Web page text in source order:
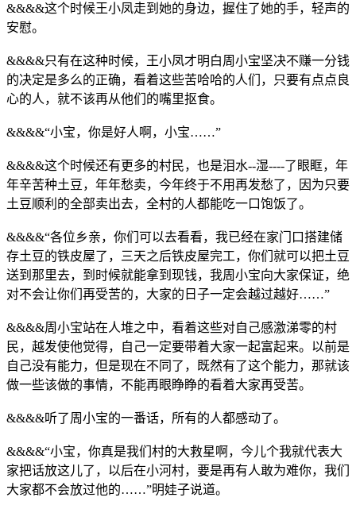
&&&&这个时候王小凤走到她的身边，握住了她的手，轻声的
安慰。
&&&&只有在这种时候，王小凤才明白周小宝坚决不赚一分钱
的决定是多么的正确，看着这些苦哈哈的人们，只要有点点良
心的人，就不该再从他们的嘴里抠食。
&&&&“小宝，你是好人啊，小宝……”
&&&&这个时候还有更多的村民，也是泪水--湿----了眼眶，年
年辛苦种土豆，年年愁卖，今年终于不用再发愁了，因为只要
土豆顺利的全部卖出去，全村的人都能吃一口饱饭了。
&&&&“各位乡亲，你们可以去看看，我已经在家门口搭建储
存土豆的铁皮屋了，三天之后铁皮屋完工，你们就可以把土豆
送到那里去，到时候就能拿到现钱，我周小宝向大家保证，绝
对不会让你们再受苦的，大家的日子一定会越过越好……”
&&&&周小宝站在人堆之中，看着这些对自己感激涕零的村
民，越发使他觉得，自己一定要带着大家一起富起来。以前是
自己没有能力，但是现在不同了，既然有了这个能力，那就该
做一些该做的事情，不能再眼睁睁的看着大家再受苦。
&&&&听了周小宝的一番话，所有的人都感动了。
&&&&“小宝，你真是我们村的大救星啊，今儿个我就代表大
家把话放这儿了，以后在小河村，要是再有人敢为难你，我们
大家都不会放过他的……”明娃子说道。